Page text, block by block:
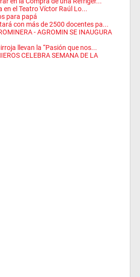
en el Teatro Víctor Raúl Lo...
para papá
con más de 2500 docentes pa...
- AGROMIN SE INAUGURA
llevan la “Pasión que nos...
CELEBRA SEMANA DE LA